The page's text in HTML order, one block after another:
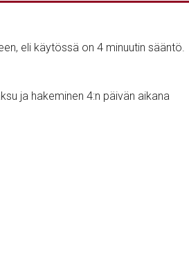
eli käytössä on 4 minuutin sääntö.
ja hakeminen 4:n päivän aikana